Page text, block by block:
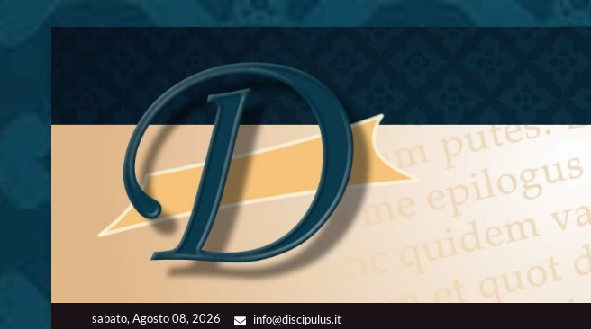
sabato, Agosto 08, 2026 info@discipulus.it